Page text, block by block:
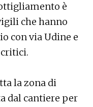
è
che hanno
con via Udine e
la zona di
dal cantiere per